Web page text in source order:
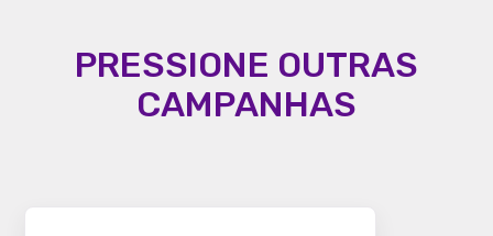
PRESSIONE OUTRAS
CAMPANHAS